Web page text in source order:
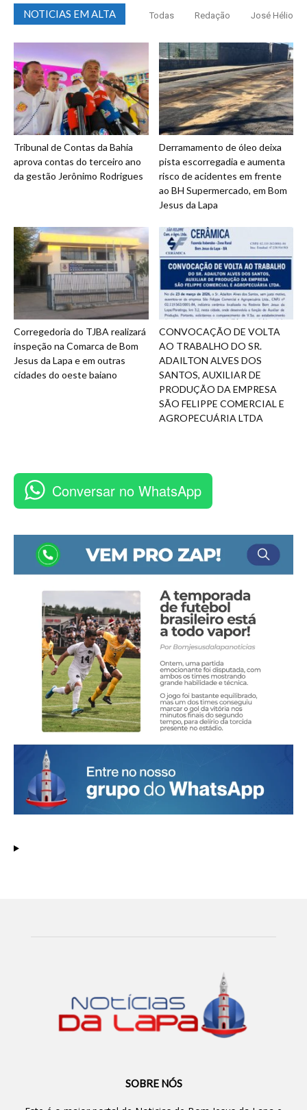
NOTICIAS EM ALTA Todas Redação José Hélio
Tribunal de Contas da Bahia
aprova contas do terceiro ano
da gestão Jerônimo Rodrigues
Derramamento de óleo deixa
pista escorregadia e aumenta
risco de acidentes em frente
ao BH Supermercado, em Bom
Jesus da Lapa
Corregedoria do TJBA realizará
inspeção na Comarca de Bom
Jesus da Lapa e em outras
cidades do oeste baiano
CONVOCAÇÃO DE VOLTA
AO TRABALHO DO SR.
ADAILTON ALVES DOS
SANTOS, AUXILIAR DE
PRODUÇÃO DA EMPRESA
SÃO FELIPPE COMERCIAL E
AGROPECUÁRIA LTDA
Conversar no WhatsApp
SOBRE NÓS